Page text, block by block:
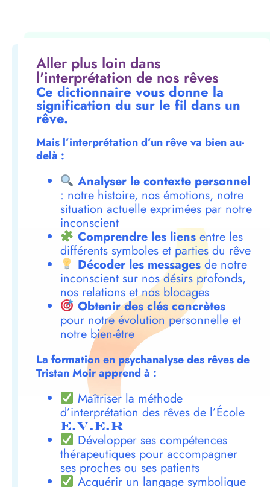
Aller plus loin dans
l'interprétation de nos rêves
Ce dictionnaire vous donne la
signification du sur le fil dans un
rêve.
Mais l’interprétation d’un rêve va bien au-
delà :
Analyser le contexte personnel
: notre histoire, nos émotions, notre
situation actuelle exprimées par notre
inconscient
Comprendre les liensentre les
différents symboles et parties du rêve
Décoder les messagesde notre
inconscient sur nos désirs profonds,
nos relations et nos blocages
Obtenir des clés concrètes
pour notre évolution personnelle et
notre bien-être
La formation en psychanalyse des rêves de
Tristan Moir apprend à :
Maîtriser la méthode
d’interprétation des rêves de l’École
E.V.E.R
Développer ses compétences
thérapeutiques pour accompagner
ses proches ou ses patients
Acquérir un langage symbolique